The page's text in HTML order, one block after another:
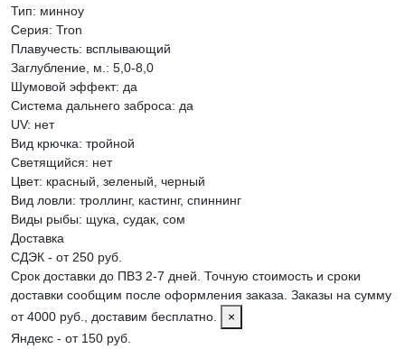
Тип: минноу
Серия: Tron
Плавучесть: всплывающий
Заглубление, м. : 5,0-8,0
Шумовой эффект: да
Система дальнего заброса: да
UV: нет
Вид крючка: тройной
Светящийся: нет
Цвет: красный, зеленый, черный
Вид ловли: троллинг, кастинг, спиннинг
Виды рыбы: щука, судак, сом
Доставка
СДЭК - от 250 руб.
Срок доставки до ПВЗ 2-7 дней. Точную стоимость и сроки
доставки сообщим после оформления заказа. Заказы на сумму
от 4000 руб., доставим бесплатно.
×
Яндекс - от 150 руб.